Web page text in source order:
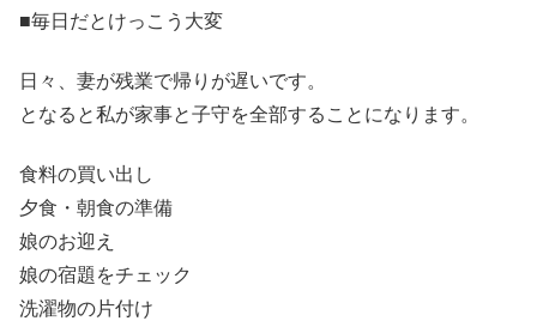
■毎日だとけっこう大変
日々、妻が残業で帰りが遅いです。
となると私が家事と子守を全部することになります。
食料の買い出し
夕食・朝食の準備
娘のお迎え
娘の宿題をチェック
洗濯物の片付け